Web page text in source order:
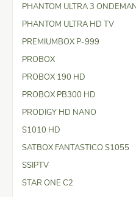
PHANTOM ULTRA 3
PHANTOM ULTRA HD TV
PREMIUMBOX P-999
PROBOX
PROBOX 190 HD
PROBOX PB300 HD
PRODIGY HD NANO
S1010 HD
SATBOX FANTASTICO S1055
SSIPTV
STAR ONE C2